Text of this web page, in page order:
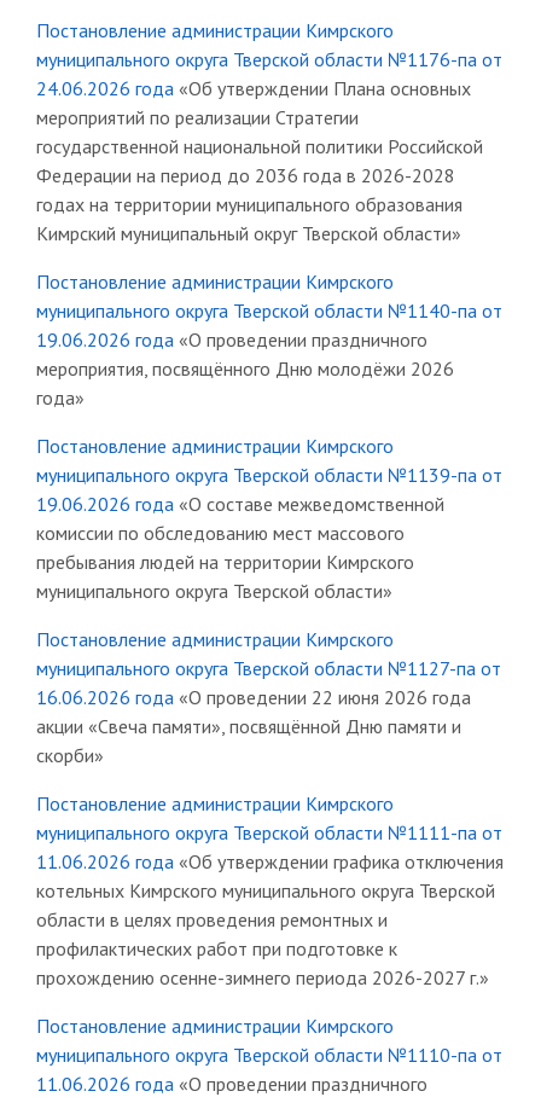
Постановление администрации Кимрского
муниципального округа Тверской области №1176-па от
24.06.2026 года «Об утверждении Плана основных
мероприятий по реализации Стратегии
государственной национальной политики Российской
Федерации на период до 2036 года в 2026-2028
годах на территории муниципального образования
Кимрский муниципальный округ Тверской области»
Постановление администрации Кимрского
муниципального округа Тверской области №1140-па от
19.06.2026 года «О проведении праздничного
мероприятия, посвящённого Дню молодёжи 2026
года»
Постановление администрации Кимрского
муниципального округа Тверской области №1139-па от
19.06.2026 года «О составе межведомственной
комиссии по обследованию мест массового
пребывания людей на территории Кимрского
муниципального округа Тверской области»
Постановление администрации Кимрского
муниципального округа Тверской области №1127-па от
16.06.2026 года «О проведении 22 июня 2026 года
акции «Свеча памяти», посвящённой Дню памяти и
скорби»
Постановление администрации Кимрского
муниципального округа Тверской области №1111-па от
11.06.2026 года «Об утверждении графика отключения
котельных Кимрского муниципального округа Тверской
области в целях проведения ремонтных и
профилактических работ при подготовке к
прохождению осенне-зимнего периода 2026-2027 г.»
Постановление администрации Кимрского
муниципального округа Тверской области №1110-па от
11.06.2026 года «О проведении праздничного